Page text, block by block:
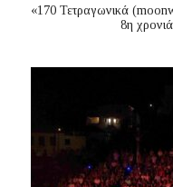
«170 Τετραγωνικά
8η